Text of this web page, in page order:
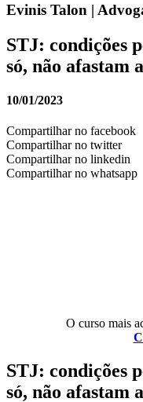
Evinis Talon |
STJ: condições
só, não afastam
10/01/2023
Compartilhar no facebook
Compartilhar no twitter
Compartilhar no linkedin
Compartilhar no whatsapp
O curso mais
STJ: condições
só, não afastam